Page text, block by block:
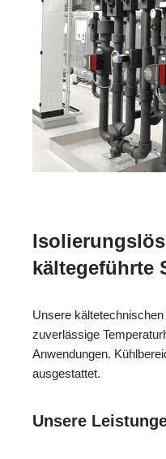
kältegeführte
Unsere
zuverlässige
Anwendungen.
ausgestattet.
Unsere